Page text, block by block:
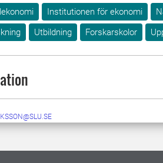
Institutionen för ekonomi
Utbildning Forskarskolor